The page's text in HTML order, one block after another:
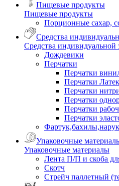
Пищевые продукты
Пищевые продукты
Порционные сахар,
Средства
Средства
Дождевики
Перчатки
Перчатки
Перчатки
Перчатки
Перчатки
Перчатки
Перчатки
Упаковочные
Упаковочные материалы
Лента П/П и скоба
Скотч
Стрейч паллетный